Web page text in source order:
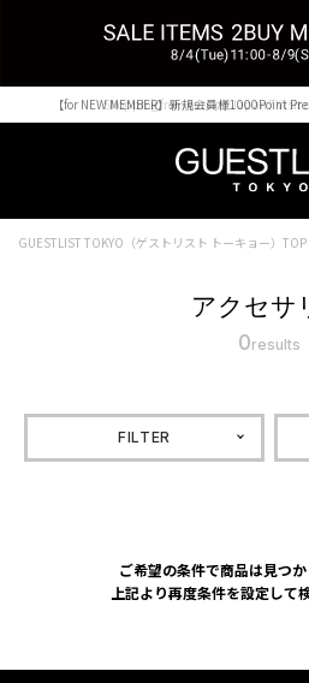
Shopping from outside Japan? Visit
【for NEW MEMBER】新規会員様
GUESTLIST TOKYO（ゲストリスト トーキョー）TOP
アクセサ
0results
FILTER
ご希望の条件で商品は見つか
上記より再度条件を設定して